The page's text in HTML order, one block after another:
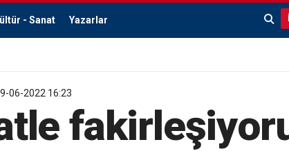
- Sanat Yazarlar
06-2022 16:23